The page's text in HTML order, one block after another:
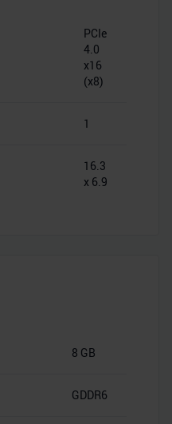
PCIe
4.0
x16
(x8)
1
16.3
x 6.9
8 GB
GDDR6